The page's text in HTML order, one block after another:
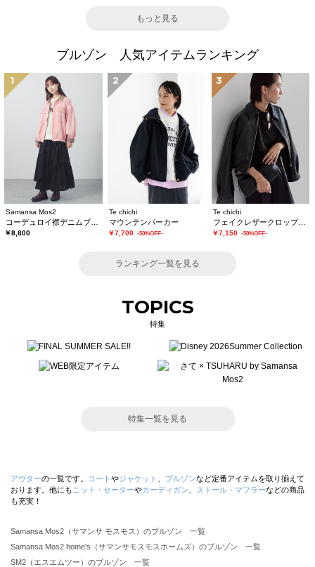
もっと見る
ブルゾン 人気アイテムランキング
1
Samansa Mos2
￥8,800
2
Te chichi
マウンテンパーカー
￥7,700 -50%OFF-
3
Te chichi
フェイクレザークロップドブルゾン
￥7,150 -50%OFF-
ランキング一覧を見る
TOPICS
特集
特集一覧を見る
アウターの一覧です。 コート やジャケット ブルゾンなど定番アイテムを取り揃えて
おります。他にも ニット・セーターやカーディガン ストール・マフラーなどの商品
も充実！
Samansa Mos2（サマンサ モスモス）のブルゾン 一覧
Samansa Mos2 home's（サマンサモスモスホームズ）のブルゾン 一覧
SM2（エスエムツー）のブルゾン 一覧